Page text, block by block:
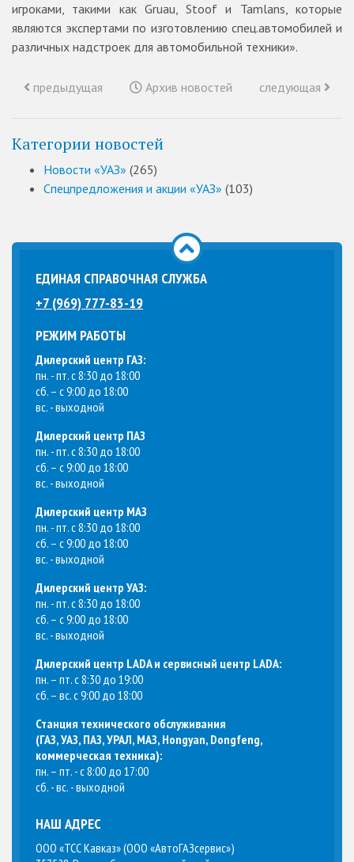
игроками, такими как Gruau, Stoof и Tamlans, которые
являются экспертами по изготовлению спец.автомобилей и
различных надстроек для автомобильной техники».
предыдущая Архив новостей следующая
Категории новостей
Новости «УАЗ» (265)
Спецпредложения и акции «УАЗ» (103)
ЕДИНАЯ СПРАВОЧНАЯ СЛУЖБА
+7 (969) 777-83-19
РЕЖИМ РАБОТЫ
Дилерский центр ГАЗ:
пн. - пт. с 8:30 до 18:00
сб. – с 9:00 до 18:00
вс. - выходной
Дилерский центр ПАЗ
пн. - пт. с 8:30 до 18:00
сб. – с 9:00 до 18:00
вс. - выходной
Дилерский центр МАЗ
пн. - пт. с 8:30 до 18:00
сб. – с 9:00 до 18:00
вс. - выходной
Дилерский центр УАЗ:
пн. - пт. с 8:30 до 18:00
сб. – с 9:00 до 18:00
вс. - выходной
Дилерский центр LADA и сервисный центр LADA:
пн. – пт. с 8:30 до 19:00
сб. – вс. с 9:00 до 18:00
Станция технического обслуживания
(ГАЗ, УАЗ, ПАЗ, УРАЛ, МАЗ, Hongyan, Dongfeng,
коммерческая техника):
пн. – пт. - с 8:00 до 17:00
сб. - вс. - выходной
НАШ АДРЕС
ООО «ТСС Кавказ» (ООО «АвтоГАЗсервис»)